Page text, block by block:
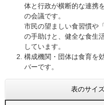
体と行政が横断的な連携
の会議です。
市民の望ましい食習慣や
の手助けと、健全な食生
しています。
構成機関・団体は食育を
バーです。
表のサイ